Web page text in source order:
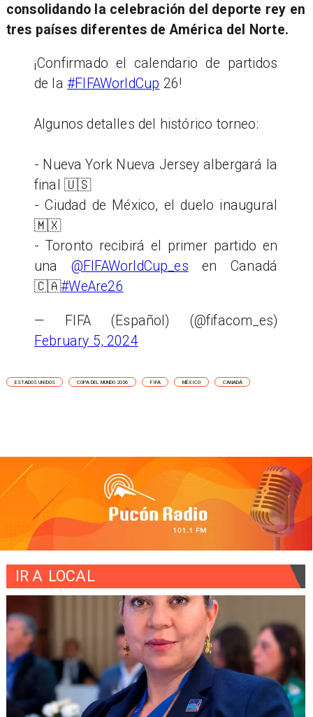
consolidando la celebración del deporte rey en
tres países diferentes de América del Norte.
¡Confirmado el calendario de partidos
de la#FIFAWorldCup 26!
Algunos detalles del histórico torneo:
- Nueva York Nueva Jersey albergará la
final 🇺🇸
- Ciudad de México, el duelo inaugural
🇲🇽
- Toronto recibirá el primer partido en
una @FIFAWorldCup_es en Canadá
🇨🇦#WeAre26
— FIFA (Español) (@fifacom_es)
February 5, 2024
ESTADOS UNIDOS COPA DEL MUNDO 2026 FIFA MÉXICO CANADÁ
IR A LOCAL